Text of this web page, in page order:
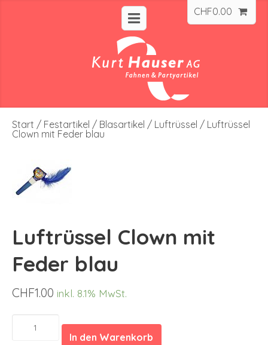
CHF0.00
Start / Festartikel / Blasartikel / Luftrüssel / Luftrüssel
Clown mit Feder blau
Luftrüssel Clown mit
Feder blau
CHF1.00 inkl. 8.1% MwSt.
Luftrüssel
Clown
mit
In den Warenkorb